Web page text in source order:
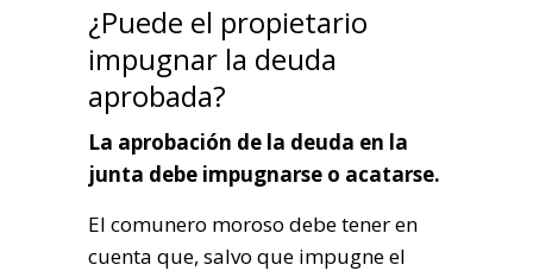
¿Puede el propietario
impugnar la deuda
aprobada?
La aprobación de la deuda en la
junta debe impugnarse o acatarse.
El comunero moroso debe tener en
cuenta que, salvo que impugne el